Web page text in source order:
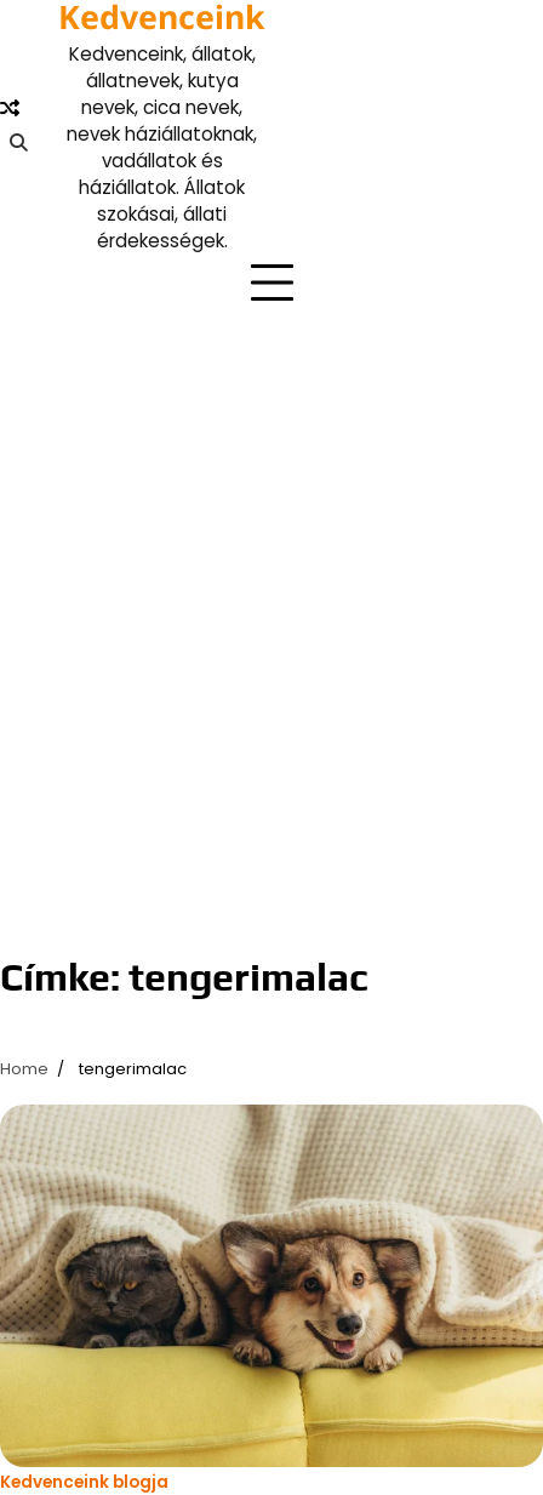
Kedvenceink
Kedvenceink, állatok,
állatnevek, kutya
nevek, cica nevek,
nevek háziállatoknak,
vadállatok és
háziállatok. Állatok
szokásai, állati
érdekességek.
Címke: tengerimalac
Home tengerimalac
Kedvenceink blogja